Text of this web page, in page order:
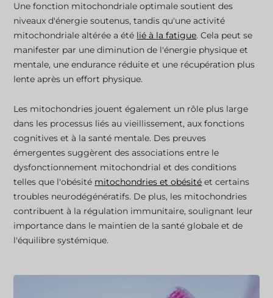
Une fonction mitochondriale optimale soutient des
niveaux d'énergie soutenus, tandis qu'une activité
mitochondriale altérée a été lié à la fatigue. Cela peut se
manifester par une diminution de l'énergie physique et
mentale, une endurance réduite et une récupération plus
lente après un effort physique.
Les mitochondries jouent également un rôle plus large
dans les processus liés au vieillissement, aux fonctions
cognitives et à la santé mentale. Des preuves
émergentes suggèrent des associations entre le
dysfonctionnement mitochondrial et des conditions
telles que l'obésité mitochondries et obésité et certains
troubles neurodégénératifs. De plus, les mitochondries
contribuent à la régulation immunitaire, soulignant leur
importance dans le maintien de la santé globale et de
l'équilibre systémique.